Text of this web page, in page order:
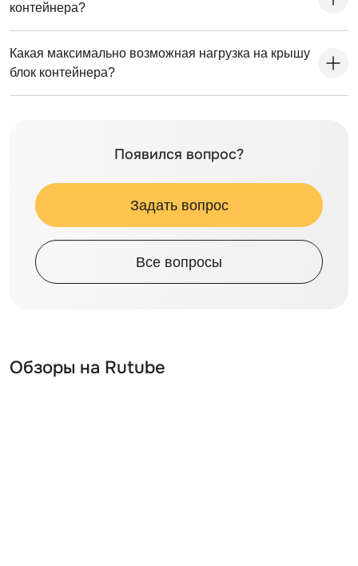
контейнера?
Какая максимально возможная нагрузка на крышу
блок контейнера?
Появился вопрос?
Задать вопрос
Все вопросы
Обзоры на Rutube